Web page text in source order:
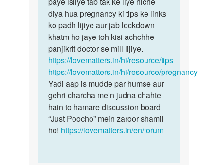
h
koi…
by
Rane
diya hua pregnancy ki tips ke links
ko padh lijiye aur jab lockdown
khatm ho jaye toh kisi achchhe
panjikrit doctor se mill lijiye.
https://lovematters.in/hi/resource/tips
https://lovematters.in/hi/resource/pregnancy
Yadi aap is mudde par humse aur
gehri charcha mein judna chahte
hain to hamare discussion board
“Just Poocho” mein zaroor shamil
ho! https://lovematters.in/en/forum